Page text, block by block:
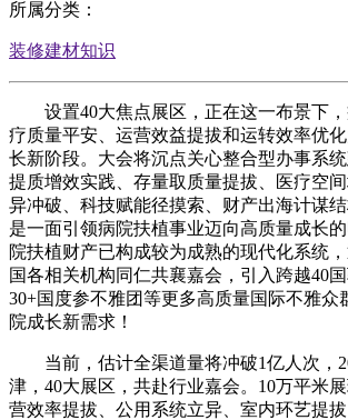
所属分类：
装修建材知识
设置40大焦点展区，正在这一布景下，
疗质量平安、运营效益提拔和运转效率优
长新阶段。大会将沉点关心整合型办事系
提质增效实践、存量取质量提拔、医疗空
异冲破、科技赋能径摸索、财产出海计谋
是一面引领病院扶植事业迈向高质量成长
院扶植财产已构成较为成熟的现代化系统
国各相关机构同仁共襄嘉会，引入跨越40国
30+国度参不雅团等更多高质量国际不雅众
院成长新需求！
当前，估计全渠道量将冲破1亿人次，
津，40大展区，共赴行业嘉会。10万平米
营效率提拔、公用系统立异、室内环艺提拔